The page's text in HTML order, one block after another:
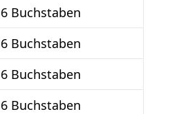
6 Buchstaben
6 Buchstaben
6 Buchstaben
6 Buchstaben